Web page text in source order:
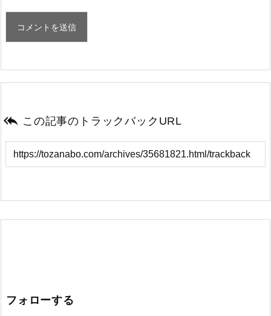
 この記事のトラックバックURL
フォローする